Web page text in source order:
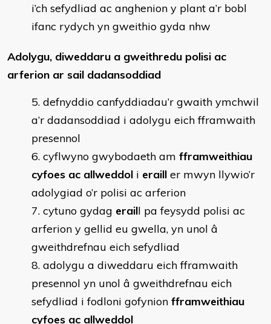
i’ch sefydliad ac anghenion y plant a’r bobl
ifanc rydych yn gweithio gyda nhw
Adolygu, diweddaru a gweithredu polisi ac
arferion ar sail dadansoddiad
defnyddio canfyddiadau’r gwaith ymchwil
a’r dadansoddiad i adolygu eich fframwaith
presennol
cyflwyno gwybodaeth am fframweithiau
cyfoes ac allweddol i eraill er mwyn llywio’r
adolygiad o’r polisi ac arferion
cytuno gydag eraill pa feysydd polisi ac
arferion y gellid eu gwella, yn unol â
gweithdrefnau eich sefydliad
adolygu a diweddaru eich fframwaith
presennol yn unol â gweithdrefnau eich
sefydliad i fodloni gofynion fframweithiau
cyfoes ac allweddol